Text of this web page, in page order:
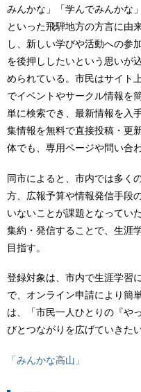
みんかな」「学んでみんかな」
といった飛騨地方の方言に由
し、新しい学びや活動への参
を後押ししたいという思いが
められている。市民はサイト
でイベントやサークル情報を
単に検索でき、最新情報を入
集情報を無料で直接投稿・更
体でも、専用ページや問い合
同市によると、市内では多く
方、広報予算や情報発信手段
いないことが課題となってい
集約・発信することで、生涯
目指す。
登録対象は、市内で生涯学習
で、オンライン申請により簡
は、「市民一人ひとりの『や
びとつながりを広げていきた
「みんかな高山」